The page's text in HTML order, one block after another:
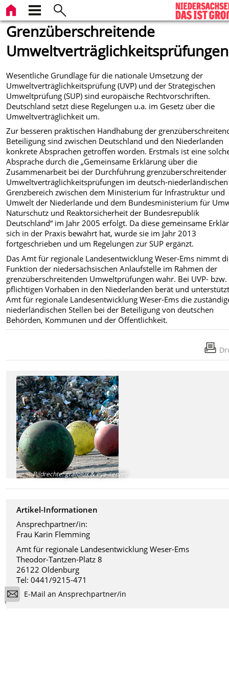
Grenzüberschreitende
Umweltverträglichkeitsprüfungen
Wesentliche Grundlage für die nationale Umsetzung der
Umweltverträglichkeitsprüfung (UVP) und der Strategischen
Umweltprüfung (SUP) sind europäische Rechtvorschriften.
Deutschland setzt diese Regelungen u.a. im Gesetz über die
Umweltverträglichkeit um.
Zur besseren praktischen Handhabung der
Beteiligung sind zwischen Deutschland und den Niederlanden
konkrete Absprachen getroffen worden. Erstmals ist eine
Absprache durch die „Gemeinsame Erklärung über die
Zusammenarbeit bei der Durchführung grenzüberschreitender
Umweltverträglichkeitsprüfungen im deutsch-niederländischen
Grenzbereich zwischen dem Ministerium für Infrastruktur und
Umwelt der Niederlande und dem Bundesministerium für
Naturschutz und Reaktorsicherheit der Bundesrepublik
Deutschland“ im Jahr 2005 erfolgt. Da diese gemeinsame
sich in der Praxis bewährt hat, wurde sie im Jahr 2013
fortgeschrieben und um Regelungen zur SUP ergänzt.
Das Amt für regionale Landesentwicklung Weser-Ems nimmt
Funktion der niedersächsischen Anlaufstelle im Rahmen der
grenzüberschreitenden Umweltprüfungen wahr. Bei UVP- bzw.
pflichtigen Vorhaben in den Niederlanden berät und
Amt für regionale Landesentwicklung Weser-Ems die
niederländischen Stellen bei der Beteiligung von deutschen
Behörden, Kommunen und der Öffentlichkeit.
Bildrechte:grafolux & eye-server
Artikel-Informationen
Ansprechpartner/in:
Frau Karin Flemming
Amt für regionale Landesentwicklung Weser-Ems
Theodor-Tantzen-Platz 8
26122 Oldenburg
Tel: 0441/9215-471
E-Mail an Ansprechpartner/in